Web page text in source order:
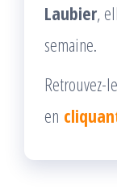
Laubier,
semaine.
Retrouvez-
en